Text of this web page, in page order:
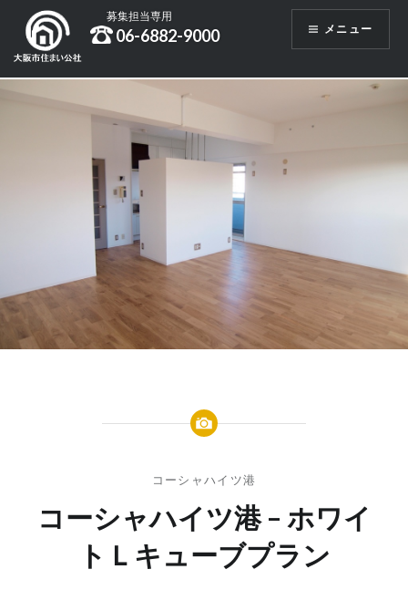
テ
ン
募集担当専用
06-6882-9000 メニュー
コーシャハイツ港
コーシャハイツ港 – ホワイ
トＬキューブプラン